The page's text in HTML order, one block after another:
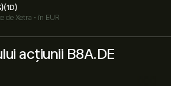
(1D)
de Xetra • în EUR
acțiunii B8A.DE